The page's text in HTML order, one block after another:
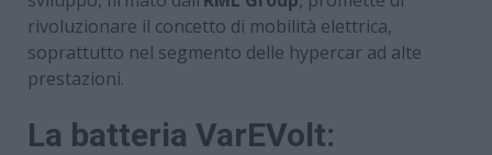
rivoluzionare il concetto di mobilità elettrica,
soprattutto nel segmento delle hypercar ad alte
prestazioni.
La batteria VarEVolt: